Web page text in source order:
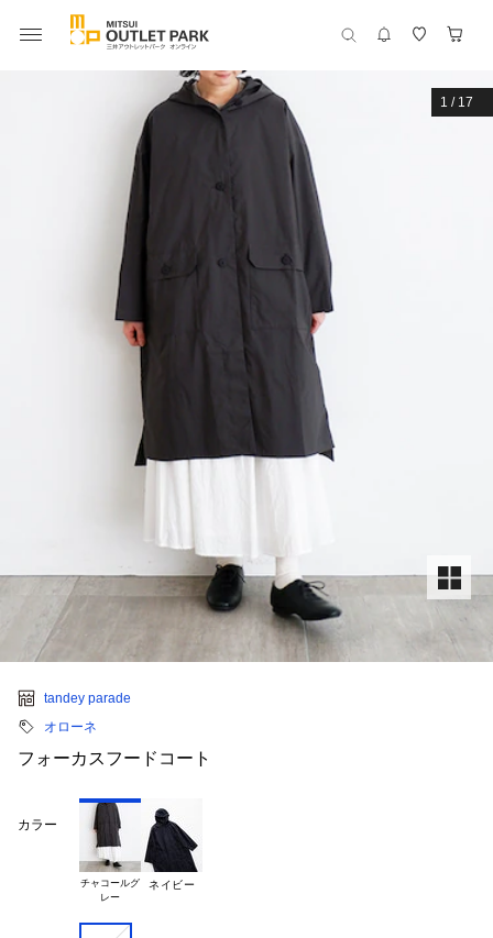
1 / 17
tandey parade
オローネ
フォーカスフードコート
カラー
チャコールグ
ネイビー